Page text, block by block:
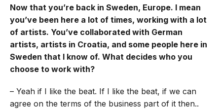
Now that you’re back in Sweden, Europe. I mean
you’ve been here a lot of times, working with a lot
of artists. You’ve collaborated with German
artists, artists in Croatia, and some people here in
Sweden that I know of. What decides who you
choose to work with?
– Yeah if I like the beat. If I like the beat, if we can
agree on the terms of the business part of it then..